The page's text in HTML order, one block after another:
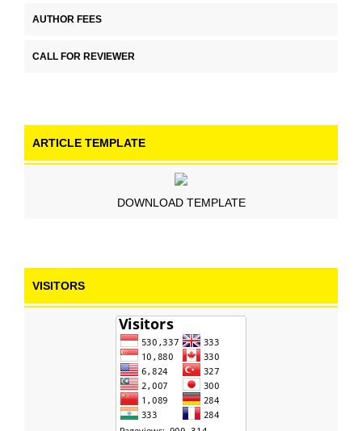
AUTHOR FEES
CALL FOR REVIEWER
ARTICLE TEMPLATE
DOWNLOAD TEMPLATE
VISITORS